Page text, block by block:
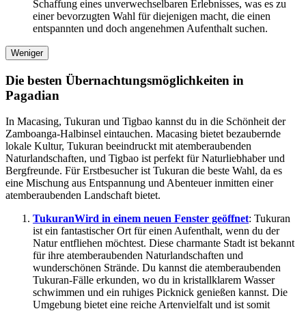
Schaffung eines unverwechselbaren Erlebnisses, was es zu
einer bevorzugten Wahl für diejenigen macht, die einen
entspannten und doch angenehmen Aufenthalt suchen.
Weniger
Die besten Übernachtungsmöglichkeiten in
Pagadian
In Macasing, Tukuran und Tigbao kannst du in die Schönheit der
Zamboanga-Halbinsel eintauchen. Macasing bietet bezaubernde
lokale Kultur, Tukuran beeindruckt mit atemberaubenden
Naturlandschaften, und Tigbao ist perfekt für Naturliebhaber und
Bergfreunde. Für Erstbesucher ist Tukuran die beste Wahl, da es
eine Mischung aus Entspannung und Abenteuer inmitten einer
atemberaubenden Landschaft bietet.
TukuranWird in einem neuen Fenster geöffnet: Tukuran
ist ein fantastischer Ort für einen Aufenthalt, wenn du der
Natur entfliehen möchtest. Diese charmante Stadt ist bekannt
für ihre atemberaubenden Naturlandschaften und
wunderschönen Strände. Du kannst die atemberaubenden
Tukuran-Fälle erkunden, wo du in kristallklarem Wasser
schwimmen und ein ruhiges Picknick genießen kannst. Die
Umgebung bietet eine reiche Artenvielfalt und ist somit